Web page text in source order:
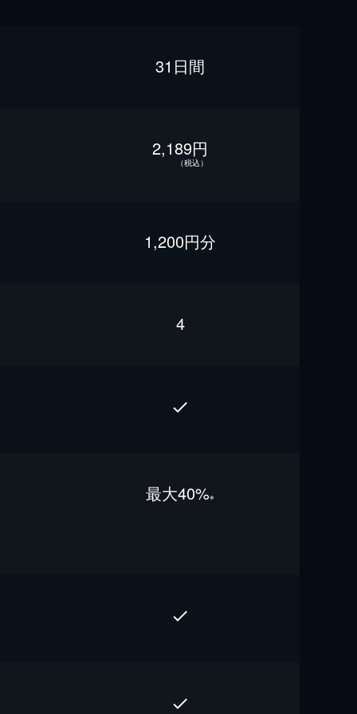
31日間
2,189円
（税込）
1,200円分
4
最⼤40%※